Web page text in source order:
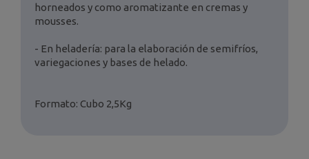
horneados y como aromatizante en cremas y
mousses.
- En heladería: para la elaboración de semifríos,
variegaciones y bases de helado.
Formato: Cubo 2,5Kg